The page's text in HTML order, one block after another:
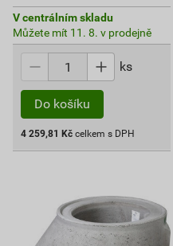
V centrálním skladu
Můžete mít 11. 8. v prodejně
ks
Do košíku
4 259,81 Kč celkem s DPH